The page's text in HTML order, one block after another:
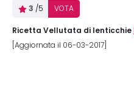
3 /5 VOTA
Ricetta Vellutata di lenticchie
[Aggiornata il 06-03-2017]